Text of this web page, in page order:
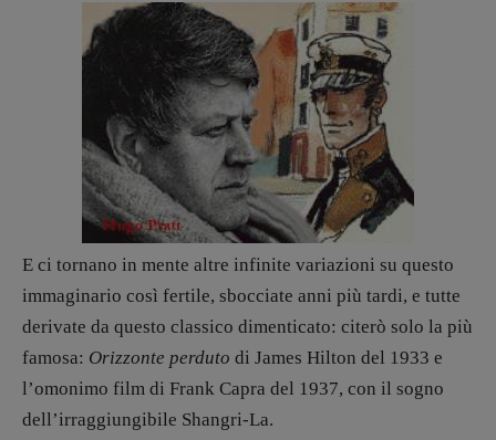
E ci tornano in mente altre infinite variazioni su questo
immaginario così fertile, sbocciate anni più tardi, e tutte
derivate da questo classico dimenticato: citerò solo la più
famosa: Orizzonte perduto di James Hilton del 1933 e
l’omonimo film di Frank Capra del 1937, con il sogno
dell’irraggiungibile Shangri-La.